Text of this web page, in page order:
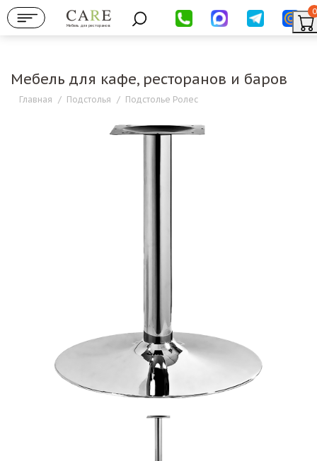
Мебель для ресторанов
0
Мебель для кафе, ресторанов и баров
Главная / Подстолья / Подстолье Ролес